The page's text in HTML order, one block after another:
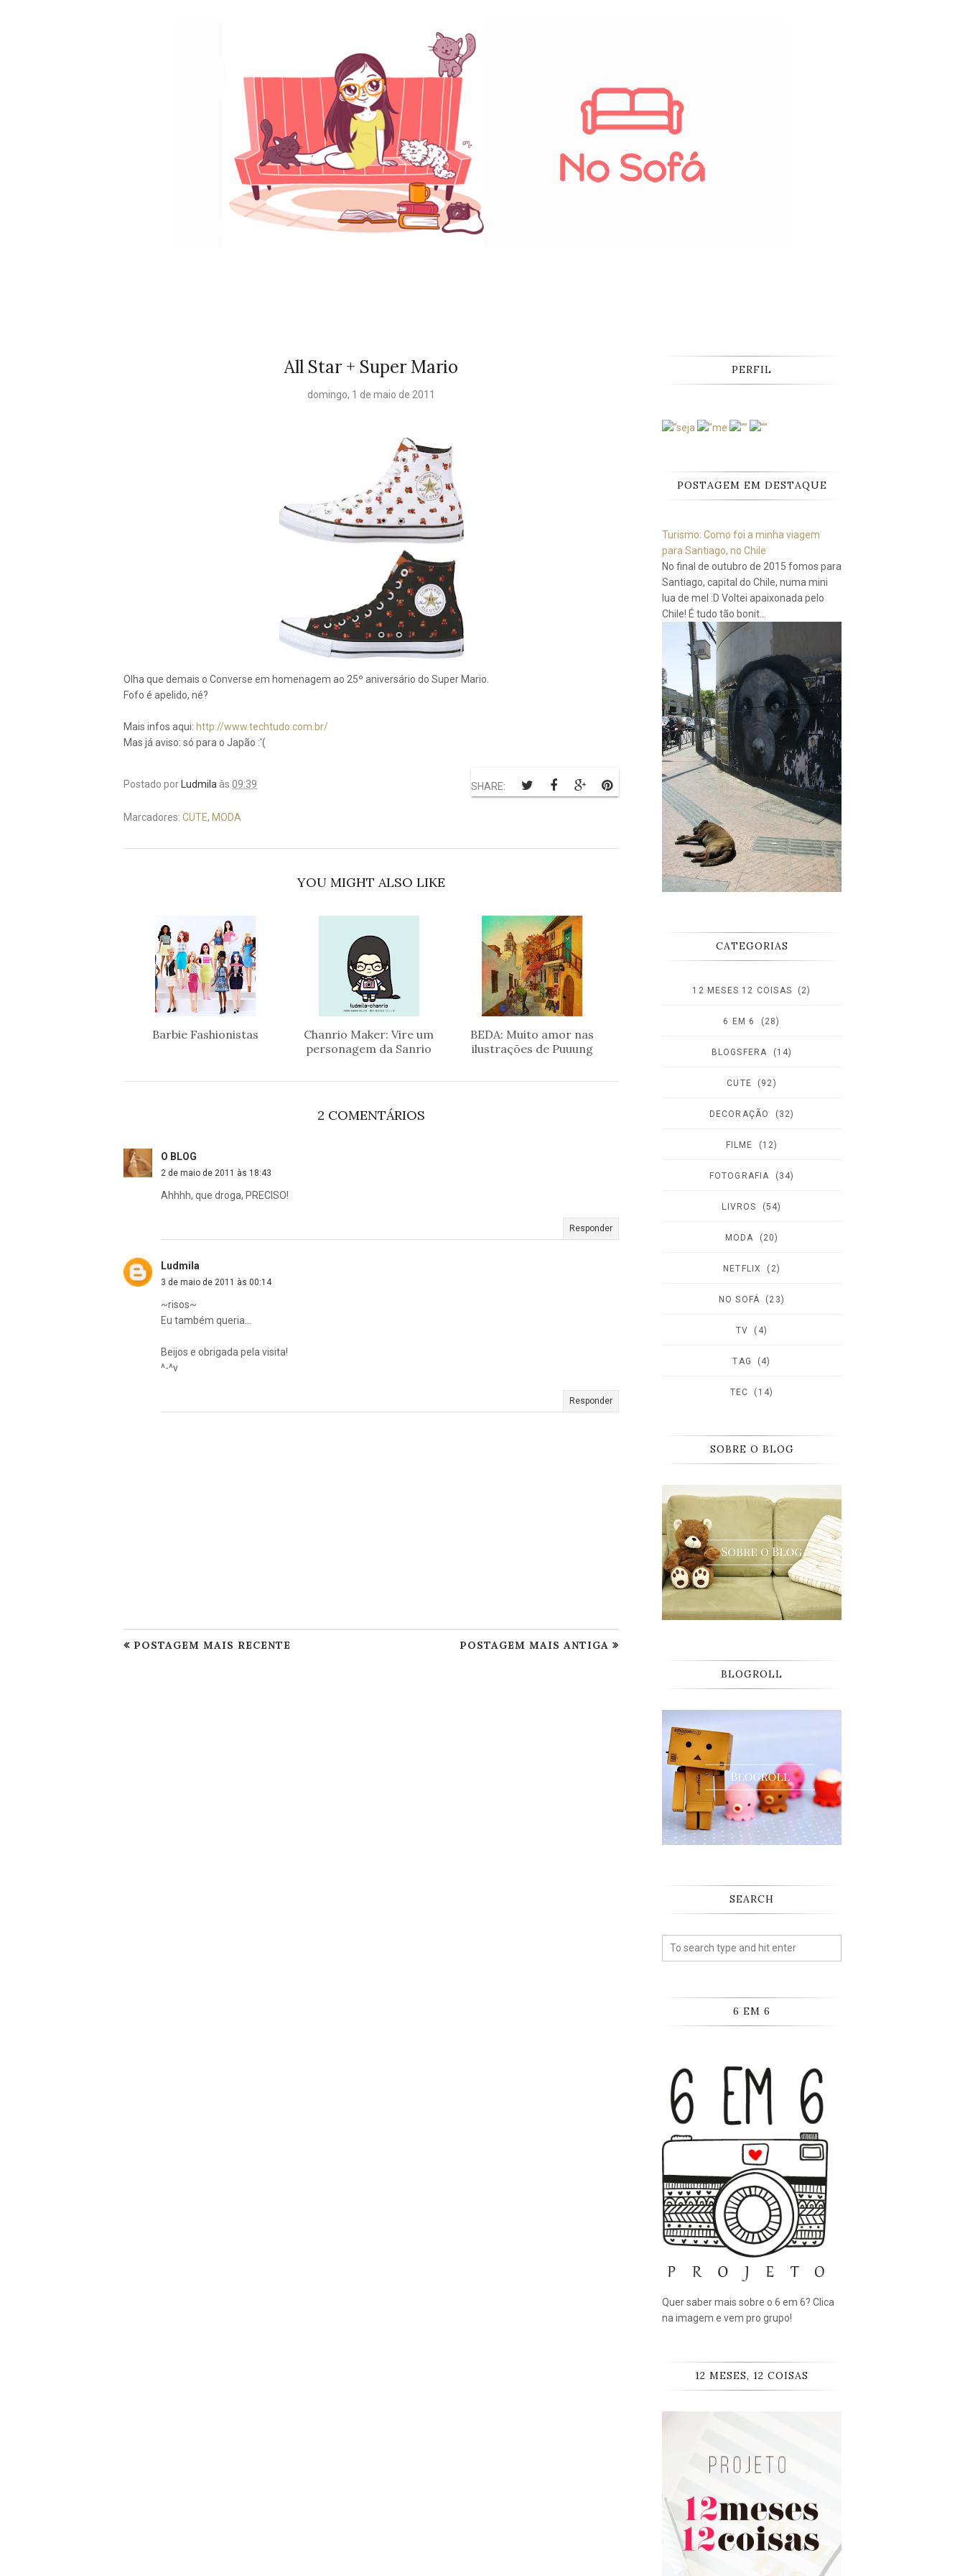
All Star + Super Mario
domingo, 1 de maio de 2011
Olha que demais o Converse em homenagem ao 25º aniversário do Super Mario.
Fofo é apelido, né?
Mais infos aqui: http://www.techtudo.com.br/
Mas já aviso: só para o Japão :'(
Postado por Ludmila às 09:39 SHARE:
Marcadores: CUTE, MODA
YOU MIGHT ALSO LIKE
Barbie Fashionistas
Chanrio Maker: Vire um
personagem da Sanrio
BEDA: Muito amor nas
ilustrações de Puuung
2 COMENTÁRIOS
O BLOG
2 de maio de 2011 às 18:43
Ahhhh, que droga, PRECISO!
Responder
Ludmila
3 de maio de 2011 às 00:14
~risos~
Eu também queria...
Beijos e obrigada pela visita!
^-^v
Responder
POSTAGEM MAIS RECENTE POSTAGEM MAIS ANTIGA
PERFIL
POSTAGEM EM DESTAQUE
Turismo: Como foi a minha viagem
para Santiago, no Chile
No final de outubro de 2015 fomos para
Santiago, capital do Chile, numa mini
lua de mel :D Voltei apaixonada pelo
Chile! É tudo tão bonit...
CATEGORIAS
12 MESES 12 COISAS (2)
6 EM 6 (28)
BLOGSFERA (14)
CUTE (92)
DECORAÇÃO (32)
FILME (12)
FOTOGRAFIA (34)
LIVROS (54)
MODA (20)
NETFLIX (2)
NO SOFÁ (23)
TV (4)
TAG (4)
TEC (14)
SOBRE O BLOG
BLOGROLL
SEARCH
6 EM 6
Quer saber mais sobre o 6 em 6? Clica
na imagem e vem pro grupo!
12 MESES, 12 COISAS